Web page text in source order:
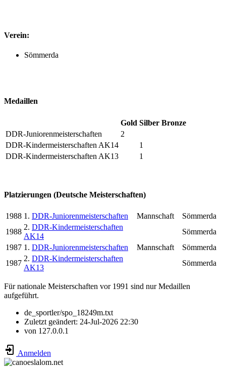
Verein:
Sömmerda
Medaillen
Gold Silber Bronze
DDR-Juniorenmeisterschaften
2
DDR-Kindermeisterschaften AK14
1
DDR-Kindermeisterschaften AK13
1
Platzierungen (Deutsche Meisterschaften)
1988 1. DDR-Juniorenmeisterschaften Mannschaft
Sömmerda
1988
2. DDR-Kindermeisterschaften
AK14
Sömmerda
1987 1. DDR-Juniorenmeisterschaften Mannschaft
Sömmerda
1987
2. DDR-Kindermeisterschaften
AK13
Sömmerda
Für nationale Meisterschaften vor 1991 sind nur Medaillen
aufgeführt.
de_sportler/spo_18249m.txt
Zuletzt geändert: 24-Jul-2026 22:30
von 127.0.0.1
Anmelden